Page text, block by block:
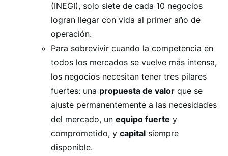
(INEGI), solo siete de cada 10 negocios
logran llegar con vida al primer año de
operación.
Para sobrevivir cuando la competencia en
todos los mercados se vuelve más intensa,
los negocios necesitan tener tres pilares
fuertes: una propuesta de valor que se
ajuste permanentemente a las necesidades
del mercado, un equipo fuerte y
comprometido, y capital siempre
disponible.